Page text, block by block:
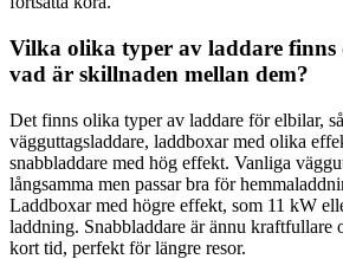
Vilka olika typer av laddare finns
vad är skillnaden mellan dem?
Det finns olika typer av laddare för elbilar,
vägguttagsladdare, laddboxar med olika
snabbladdare med hög effekt. Vanliga
långsamma men passar bra för
Laddboxar med högre effekt, som 11 kW
laddning. Snabbladdare är ännu kraftfullare
kort tid, perfekt för längre resor.